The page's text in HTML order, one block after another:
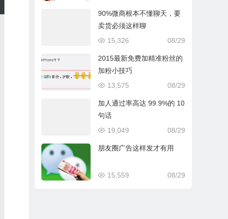
90%微商根本不懂聊天，要
卖货必须这样聊
08/29
15,326
2015最新免费加精准粉丝的
加粉小技巧
08/29
13,575
加人通过率高达 99.9%的 10
句话
08/29
19,049
朋友圈广告这样发才有用
08/29
15,559